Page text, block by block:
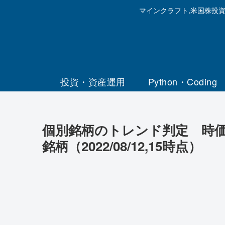
マインクラフト,米国株投
投資・資産運用 Python・Coding
個別銘柄のトレンド判定 時
銘柄（2022/08/12,15時点）